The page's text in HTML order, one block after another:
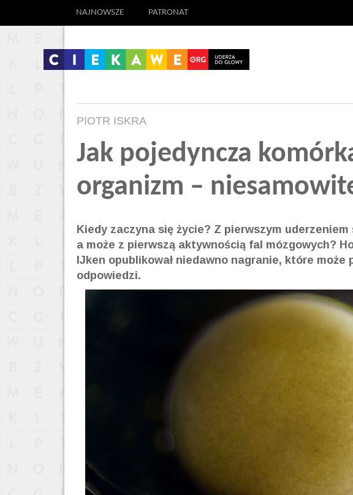
NAJNOWSZE PATRONAT
PIOTR ISKRA
Jak pojedyncza
organizm –
Kiedy zaczyna się życie? Z pierwszym
a może z pierwszą aktywnością fal mózgowych?
IJken opublikował niedawno nagranie, które może
odpowiedzi.